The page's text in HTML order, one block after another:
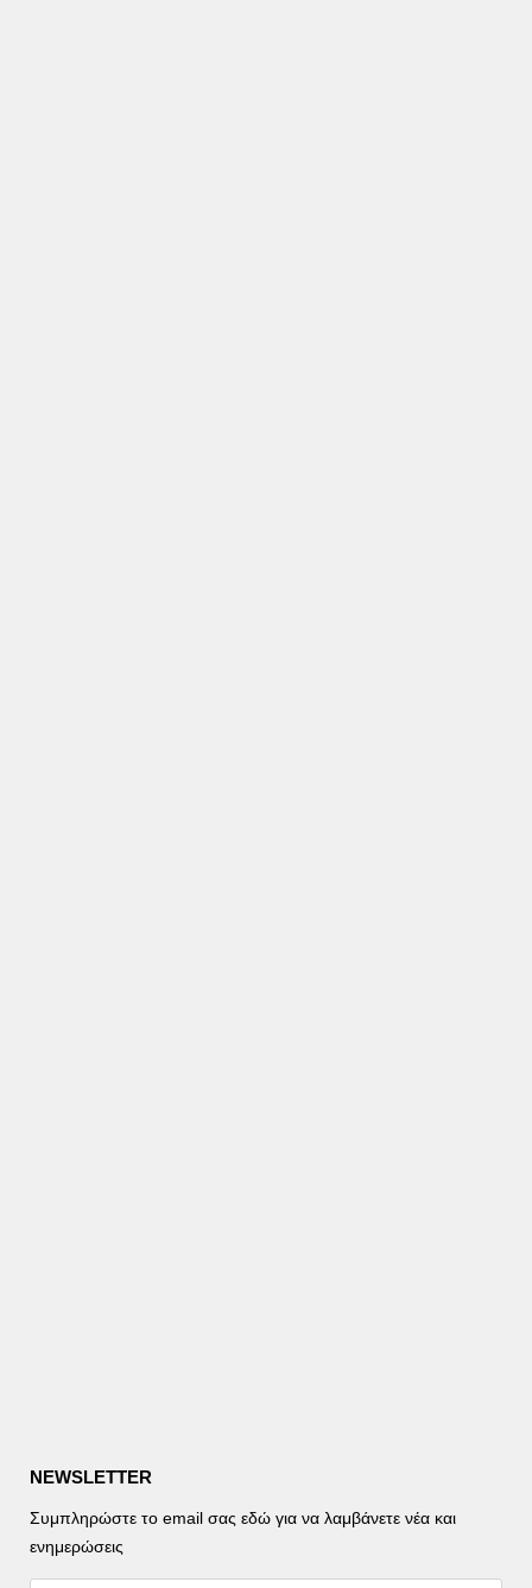
NEWSLETTER
Συμπληρώστε το email σας εδώ για να λαμβάνετε νέα και
ενημερώσεις